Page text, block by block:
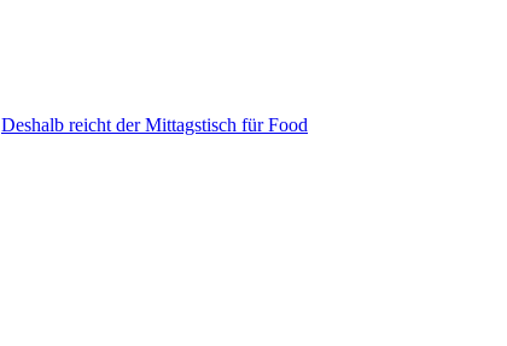
Deshalb reicht der Mittagstisch für Food